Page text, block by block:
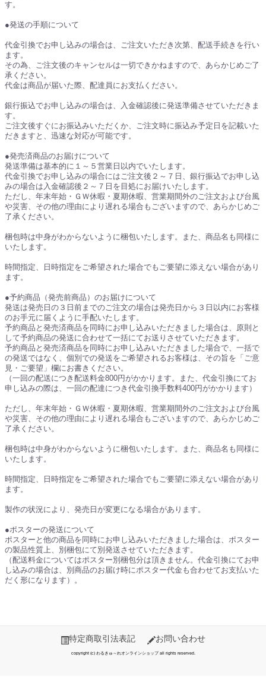
す。
●発送の手順について
代金引換でお申し込みの場合は、ご注文いただき次第、配送手続きを行い
ます。
その為、ご注文後のキャンセルは一切できかねますので、あらかじめご了
承ください。
代金は商品が届いた際、配達員にお支払ください。
銀行振込でお申し込みの場合は、入金確認後に発送準備させていただきま
す。
ご注文後すぐにお振込みいただくか、ご注文時に振込み予定日を記載いた
だきますと、迅速な対応が可能です。
●発売済商品のお届けについて
発送準備は基本的に１～５営業日以内でいたします。
代金引換でお申し込みの場合にはご注文後２～７日、銀行振込でお申し込
みの場合は入金確認後２～７日を目処にお届けいたします。
ただし、年末年始・ＧＷ休暇・夏期休暇、営業期間外のご注文および台風
や災害、その他の理由により遅れる場合もございますので、あらかじめご
了承ください。
梱包時は中身がわからないように梱包いたします。また、商品名も同様に
いたします。
時間指定、日時指定をご希望された場合でもご要望に添えない場合があり
ます。
●予約商品（発売前商品）のお届けについて
発送は発売日の３日前までのご注文の場合は発売日から３日以内にお客様
のお手元に届くように手配いたします。
予約商品と発売済商品を同時にお申し込みいただきました場合は、原則と
して予約商品の発送に合わせて一括にてお送りさせていただきます。
予約商品と発売済商品を同時にお申し込みいただきました場合で、一括で
の発送ではなく、個別での発送をご希望されるお客様は、その旨を「ご意
見・ご要望」欄にお書きください。
（一回の配送につき配送料金800円がかかります。また、代金引換にてお
申し込みの際は、一回の配達につき代金引換手数料400円がかかります）
ただし、年末年始・ＧＷ休暇・夏期休暇、営業期間外のご注文および台風
や災害、その他の理由により遅れる場合もございますので、あらかじめご
了承ください。
梱包時は中身がわからないように梱包いたします。また、商品名も同様に
いたします。
時間指定、日時指定をご希望された場合でもご要望に添えない場合があり
ます。
製作の状況により、発売日が変更になる場合があります。
●ポスターの発送について
ポスターと他の商品を同時にお申し込みいただきました場合は、ポスター
の製品性質上、別梱包にて別発送させていただきます。
（配送料金についてはポスター別梱包分は頂きません。代金引換にてお申
し込みの場合は、別商品のお届け時にポスター代金も合わせてお支払いた
だく形になります）。
特定商取引法表記 お問い合わせ
copyright (c) わるきゅ～れオンラインショップ all rights reserved.